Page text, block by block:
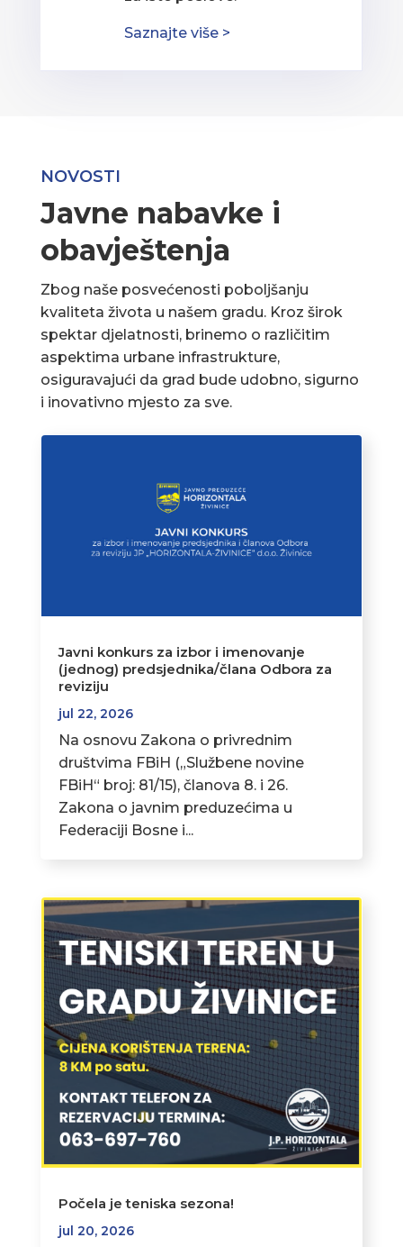
Saznajte više >
NOVOSTI
Javne nabavke i
obavještenja
Zbog naše posvećenosti poboljšanju
kvaliteta života u našem gradu. Kroz širok
spektar djelatnosti, brinemo o različitim
aspektima urbane infrastrukture,
osiguravajući da grad bude udobno, sigurno
i inovativno mjesto za sve.
Javni konkurs za izbor i imenovanje
(jednog) predsjednika/člana Odbora za
reviziju
jul 22, 2026
Na osnovu Zakona o privrednim
društvima FBiH („Službene novine
FBiH“ broj: 81/15), članova 8. i 26.
Zakona o javnim preduzećima u
Federaciji Bosne i...
Počela je teniska sezona!
jul 20, 2026